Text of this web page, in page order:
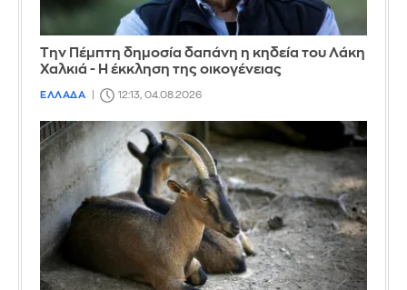
Την Πέμπτη δημοσία δαπάνη η κηδεία του Λάκη
Χαλκιά - Η έκκληση της οικογένειας
ΕΛΛΑΔΑ 12:13, 04.08.2026